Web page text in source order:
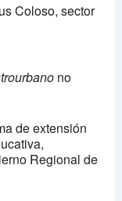
Coloso, sector
no
de extensión
Regional de